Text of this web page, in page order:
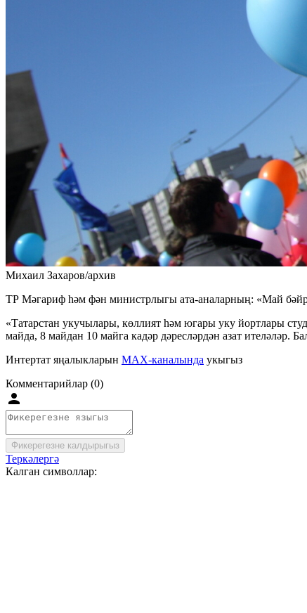
Михаил Захаров/архив
ТР Мәгариф һәм фән министрлыгы ата-аналарның: «Май
«Татарстан укучылары, көллият һәм югары уку йортлары
майда, 8 майдан 10 майга кадәр дәресләрдән азат ителәләр.
Интертат яңалыкларын MAX-каналында укыгыз
Комментарийлар (0)
Фикерегезне калдырыгыз
Теркәлергә
Калган символлар: